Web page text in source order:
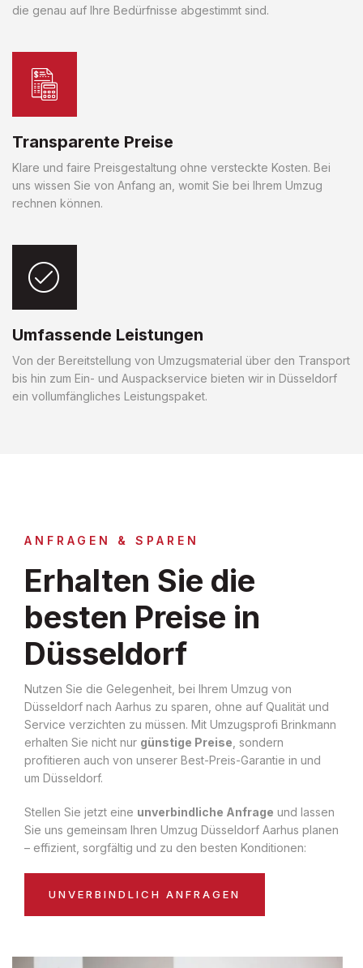
die genau auf Ihre Bedürfnisse abgestimmt sind.
Transparente Preise
Klare und faire Preisgestaltung ohne versteckte Kosten. Bei
uns wissen Sie von Anfang an, womit Sie bei Ihrem Umzug
rechnen können.
Umfassende Leistungen
Von der Bereitstellung von Umzugsmaterial über den Transport
bis hin zum Ein- und Auspackservice bieten wir in Düsseldorf
ein vollumfängliches Leistungspaket.
ANFRAGEN & SPAREN
Erhalten Sie die
besten Preise in
Düsseldorf
Nutzen Sie die Gelegenheit, bei Ihrem Umzug von
Düsseldorf nach Aarhus zu sparen, ohne auf Qualität und
Service verzichten zu müssen. Mit Umzugsprofi Brinkmann
erhalten Sie nicht nur günstige Preise , sondern
profitieren auch von unserer Best-Preis-Garantie in und
um Düsseldorf.
Stellen Sie jetzt eine unverbindliche Anfrage und lassen
Sie uns gemeinsam Ihren Umzug Düsseldorf Aarhus planen
– effizient, sorgfältig und zu den besten Konditionen:
UNVERBINDLICH ANFRAGEN